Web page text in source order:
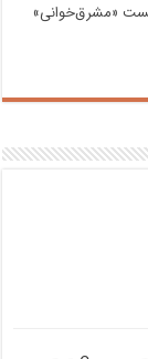
«مشرق‌خوانی»